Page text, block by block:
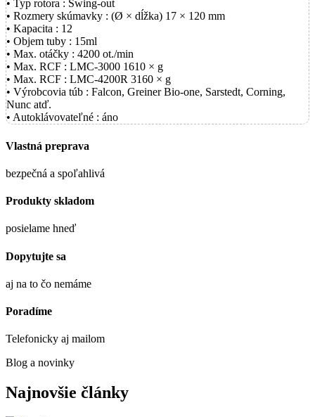
• Typ rotora : Swing-out
• Rozmery skúmavky : (Ø × dĺžka) 17 × 120 mm
• Kapacita : 12
• Objem tuby : 15ml
• Max. otáčky : 4200 ot./min
• Max. RCF : LMC-3000 1610 × g
• Max. RCF : LMC-4200R 3160 × g
• Výrobcovia túb : Falcon, Greiner Bio-one, Sarstedt, Corning,
Nunc atď.
• Autoklávovateľné : áno
Vlastná preprava
bezpečná a spoľahlivá
Produkty skladom
posielame hneď
Dopytujte sa
aj na to čo nemáme
Poradíme
Telefonicky aj mailom
Blog a novinky
Najnovšie články